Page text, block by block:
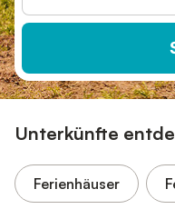
Unterkünfte
Ferienhäuser